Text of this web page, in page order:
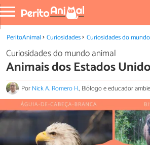
PeritoAnimal Curiosidades Curiosidades do
Curiosidades do mundo animal
Animais dos Estados
PorNick A. Romero H., Biólogo e educador